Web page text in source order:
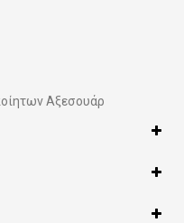
Αξεσουάρ